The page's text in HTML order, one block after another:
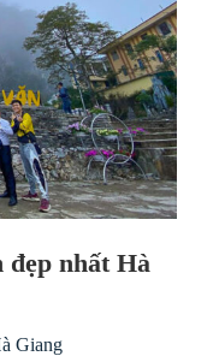
đẹp nhất Hà
Giang